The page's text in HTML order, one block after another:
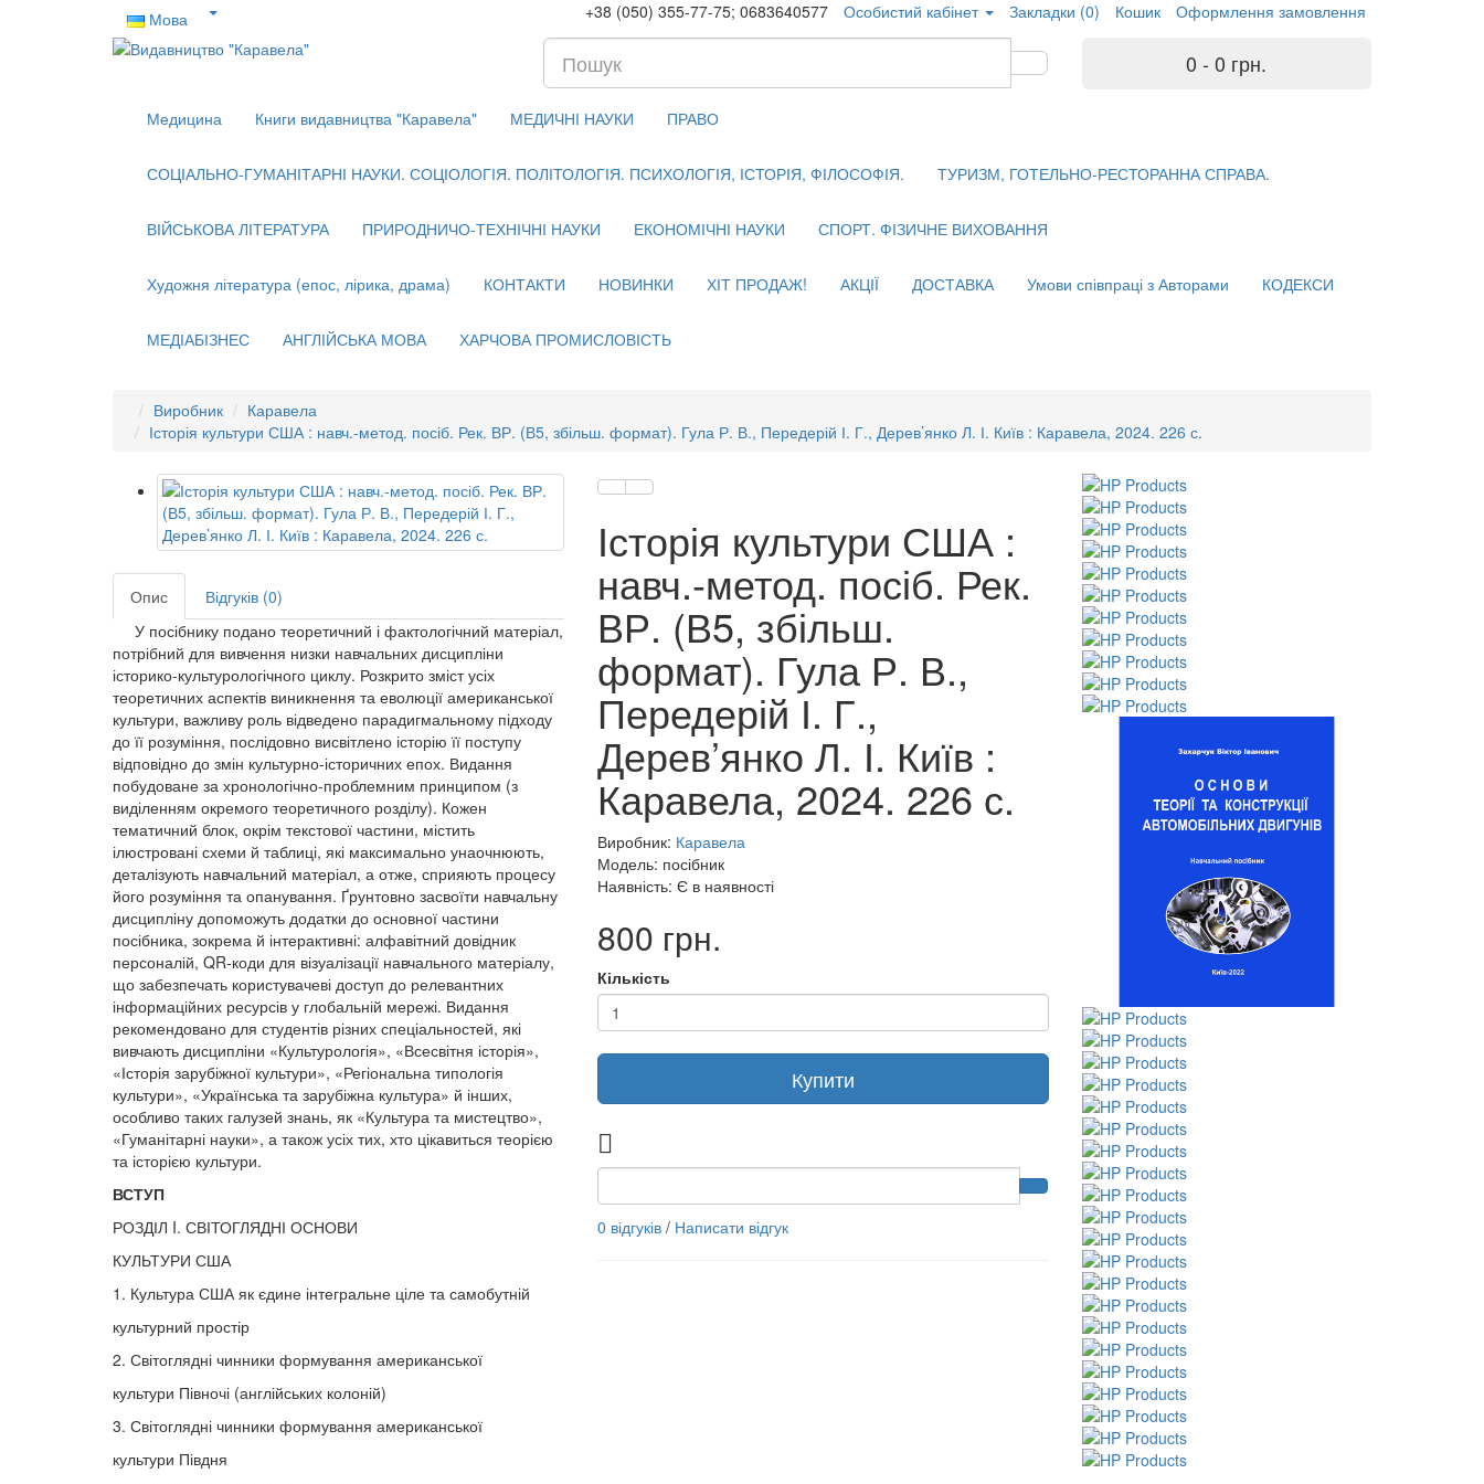
Мова +38 (050) 355-77-75; 0683640577 Особистий кабінет Закладки (0) Кошик Оформлення замовлення
0 - 0 грн.
Медицина Книги видавництва "Каравела" МЕДИЧНІ НАУКИ ПРАВО
СОЦІАЛЬНО-ГУМАНІТАРНІ НАУКИ. СОЦІОЛОГІЯ. ПОЛІТОЛОГІЯ. ПСИХОЛОГІЯ, ІСТОРІЯ, ФІЛОСОФІЯ. ТУРИЗМ, ГОТЕЛЬНО-РЕСТОРАННА СПРАВА.
ВІЙСЬКОВА ЛІТЕРАТУРА ПРИРОДНИЧО-ТЕХНІЧНІ НАУКИ ЕКОНОМІЧНІ НАУКИ СПОРТ. ФІЗИЧНЕ ВИХОВАННЯ
Художня література (епос, лірика, драма) КОНТАКТИ НОВИНКИ ХІТ ПРОДАЖ! АКЦІЇ ДОСТАВКА Умови співпраці з Авторами КОДЕКСИ
МЕДІАБІЗНЕС АНГЛІЙСЬКА МОВА ХАРЧОВА ПРОМИСЛОВІСТЬ
Виробник
Каравела
Історія культури США : навч.-метод. посіб. Рек. ВР. (В5, збільш. формат). Гула Р. В., Передерій І. Г., Дерев’янко Л. І. Київ : Каравела, 2024. 226 с.
Опис
Відгуків (0)
У посібнику подано теоретичний і фактологічний матеріал,
потрібний для вивчення низки навчальних дисципліни
історико-культурологічного циклу. Розкрито зміст усіх
теоретичних аспектів виникнення та еволюції американської
культури, важливу роль відведено парадигмальному підходу
до її розуміння, послідовно висвітлено історію її поступу
відповідно до змін культурно-історичних епох. Видання
побудоване за хронологічно-проблемним принципом (з
виділенням окремого теоретичного розділу). Кожен
тематичний блок, окрім текстової частини, містить
ілюстровані схеми й таблиці, які максимально унаочнюють,
деталізують навчальний матеріал, а отже, сприяють процесу
його розуміння та опанування. Ґрунтовно засвоїти навчальну
дисципліну допоможуть додатки до основної частини
посібника, зокрема й інтерактивні: алфавітний довідник
персоналій, QR-коди для візуалізації навчального матеріалу,
що забезпечать користувачеві доступ до релевантних
інформаційних ресурсів у глобальній мережі. Видання
рекомендовано для студентів різних спеціальностей, які
вивчають дисципліни «Культурологія», «Всесвітня історія»,
«Історія зарубіжної культури», «Регіональна типологія
культури», «Українська та зарубіжна культура» й інших,
особливо таких галузей знань, як «Культура та мистецтво»,
«Гуманітарні науки», а також усіх тих, хто цікавиться теорією
та історією культури.
ВСТУП
РОЗДІЛ I. СВІТОГЛЯДНІ ОСНОВИ
КУЛЬТУРИ США
1. Культура США як єдине інтегральне ціле та самобутній
культурний простір
2. Світоглядні чинники формування американської
культури Півночі (англійських колоній)
3. Світоглядні чинники формування американської
культури Півдня
Історія культури США :
навч.-метод. посіб. Рек.
ВР. (В5, збільш.
формат). Гула Р. В.,
Передерій І. Г.,
Дерев’янко Л. І. Київ :
Каравела, 2024. 226 с.
Виробник: Каравела
Модель: посібник
Наявність: Є в наявності
800 грн.
Кількість
Купити
0 відгуків/ Написати відгук